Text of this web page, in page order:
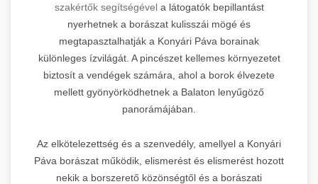
szakértők segítségévela látogatók bepillantást
nyerhetnek a borászat kulisszái mögé és
megtapasztalhatják a Konyári Páva borainak
különleges ízvilágát. A pincészet kellemes környezetet
biztosít a vendégek számára, ahol a borok élvezete
mellett gyönyörködhetnek a Balaton lenyűgöző
panorámájában.
Az elkötelezettség és a szenvedély, amellyel a Konyári
Páva borászat működik, elismerést és elismerést hozott
nekik a borszerető közönségtől és a borászati